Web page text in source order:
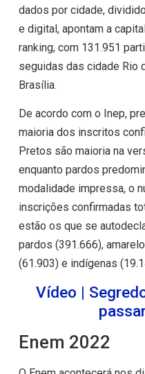
dados por cidade,
e digital, apontam a
ranking, com 131.951
seguidas das cidade Rio
Brasília.
De acordo com o Inep,
maioria dos inscritos
Pretos são maioria na
enquanto pardos
modalidade impressa, o
inscrições confirmadas
estão os que se
pardos (391.666),
(61.903) e indígenas
Vídeo |
Enem 2022